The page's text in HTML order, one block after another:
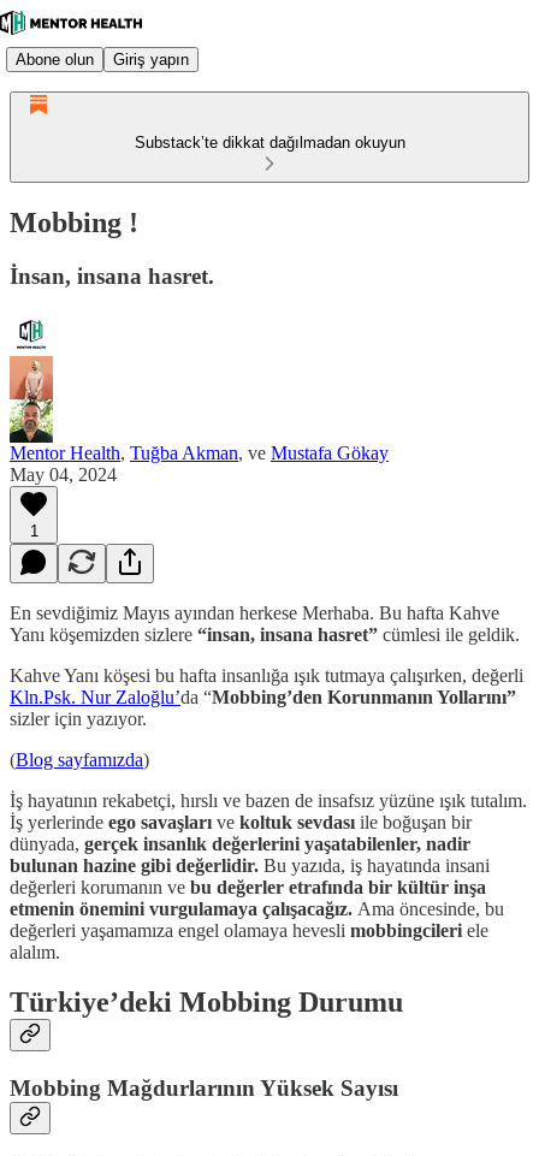
Abone olun Giriş yapın
Substack’te dikkat dağılmadan okuyun
Mobbing !
İnsan, insana hasret.
Mentor Health, Tuğba Akman, ve Mustafa Gökay
May 04, 2024
1
En sevdiğimiz Mayıs ayından herkese Merhaba. Bu hafta Kahve
Yanı köşemizden sizlere “insan, insana hasret” cümlesi ile geldik.
Kahve Yanı köşesi bu hafta insanlığa ışık tutmaya çalışırken, değerli
Kln.Psk. Nur Zaloğlu’da “Mobbing’den Korunmanın Yollarını”
sizler için yazıyor.
(Blog sayfamızda)
İş hayatının rekabetçi, hırslı ve bazen de insafsız yüzüne ışık tutalım.
İş yerlerinde ego savaşları ve koltuk sevdası ile boğuşan bir
dünyada, gerçek insanlık değerlerini yaşatabilenler, nadir
bulunan hazine gibi değerlidir. Bu yazıda, iş hayatında insani
değerleri korumanın ve bu değerler etrafında bir kültür inşa
etmenin önemini vurgulamaya çalışacağız. Ama öncesinde, bu
değerleri yaşamamıza engel olamaya hevesli mobbingcileri ele
alalım.
Türkiye’deki Mobbing Durumu
Mobbing Mağdurlarının Yüksek Sayısı